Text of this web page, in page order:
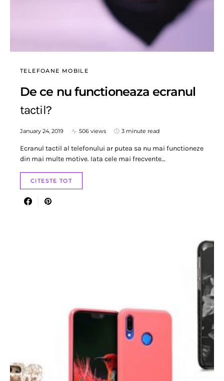
TELEFOANE MOBILE
De ce nu functioneaza ecranul
tactil?
January 24, 2019 506 views 3 minute read
Ecranul tactil al telefonului ar putea sa nu mai functioneze
din mai multe motive. Iata cele mai frecvente…
CITESTE TOT